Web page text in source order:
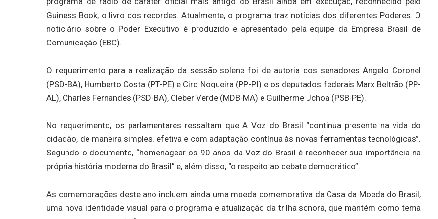
Guiness Book, o livro dos recordes. Atualmente, o programa traz notícias dos diferentes Poderes. O
noticiário sobre o Poder Executivo é produzido e apresentado pela equipe da Empresa Brasil de
Comunicação (EBC).
O requerimento para a realização da sessão solene foi de autoria dos senadores Angelo Coronel
(PSD-BA), Humberto Costa (PT-PE) e Ciro Nogueira (PP-PI) e os deputados federais Marx Beltrão (PP-
AL), Charles Fernandes (PSD-BA), Cleber Verde (MDB-MA) e Guilherme Uchoa (PSB-PE).
No requerimento, os parlamentares ressaltam que A Voz do Brasil “continua presente na vida do
cidadão, de maneira simples, efetiva e com adaptação contínua às novas ferramentas tecnológicas”.
Segundo o documento, “homenagear os 90 anos da Voz do Brasil é reconhecer sua importância na
própria história moderna do Brasil” e, além disso, “o respeito ao debate democrático”.
As comemorações deste ano incluem ainda uma moeda comemorativa da Casa da Moeda do Brasil,
uma nova identidade visual para o programa e atualização da trilha sonora, que mantém como tema